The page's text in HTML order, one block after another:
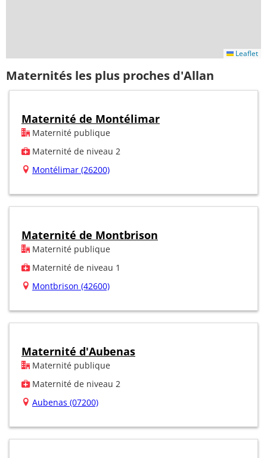
Leaflet
Maternités les plus proches d'Allan
Maternité de Montélimar
Maternité publique
Maternité de niveau 2
Montélimar (26200)
Maternité de Montbrison
Maternité publique
Maternité de niveau 1
Montbrison (42600)
Maternité d'Aubenas
Maternité publique
Maternité de niveau 2
Aubenas (07200)